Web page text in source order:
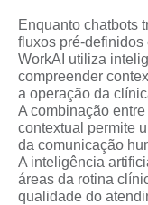
Enquanto chatbots
fluxos pré-definidos
WorkAI utiliza
compreender
a operação da
A combinação
contextual permite
da comunicação
A inteligência
áreas da rotina
qualidade do